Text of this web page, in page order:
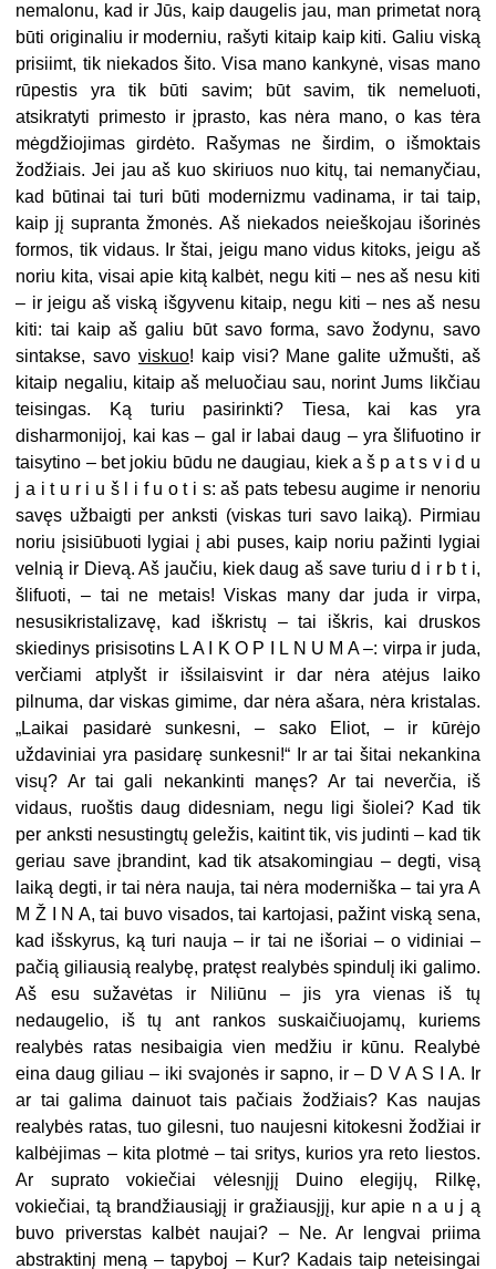
nemalonu, kad ir Jūs, kaip daugelis jau, man primetat norą
būti originaliu ir moderniu, rašyti kitaip kaip kiti. Galiu viską
prisiimt, tik niekados šito. Visa mano kankynė, visas mano
rūpestis yra tik būti savim; būt savim, tik nemeluoti,
atsikratyti primesto ir įprasto, kas nėra mano, o kas tėra
mėgdžiojimas girdėto. Rašymas ne širdim, o išmoktais
žodžiais. Jei jau aš kuo skiriuos nuo kitų, tai nemanyčiau,
kad būtinai tai turi būti modernizmu vadinama, ir tai taip,
kaip jį supranta žmonės. Aš niekados neieškojau išorinės
formos, tik vidaus. Ir štai, jeigu mano vidus kitoks, jeigu aš
noriu kita, visai apie kitą kalbėt, negu kiti – nes aš nesu kiti
– ir jeigu aš viską išgyvenu kitaip, negu kiti – nes aš nesu
kiti: tai kaip aš galiu būt savo forma, savo žodynu, savo
sintakse, savo viskuo! kaip visi? Mane galite užmušti, aš
kitaip negaliu, kitaip aš meluočiau sau, norint Jums likčiau
teisingas. Ką turiu pasirinkti? Tiesa, kai kas yra
disharmonijoj, kai kas – gal ir labai daug – yra šlifuotino ir
taisytino – bet jokiu būdu ne daugiau, kiek a š p a t s v i d u
j a i t u r i u š l i f u o t i s: aš pats tebesu augime ir nenoriu
savęs užbaigti per anksti (viskas turi savo laiką). Pirmiau
noriu įsisiūbuoti lygiai į abi puses, kaip noriu pažinti lygiai
velnią ir Dievą. Aš jaučiu, kiek daug aš save turiu d i r b t i,
šlifuoti, – tai ne metais! Viskas many dar juda ir virpa,
nesusikristalizavę, kad iškristų – tai iškris, kai druskos
skiedinys prisisotins L A I K O P I L N U M A –: virpa ir juda,
verčiami atplyšt ir išsilaisvint ir dar nėra atėjus laiko
pilnuma, dar viskas gimime, dar nėra ašara, nėra kristalas.
„Laikai pasidarė sunkesni, – sako Eliot, – ir kūrėjo
uždaviniai yra pasidarę sunkesni!“ Ir ar tai šitai nekankina
visų? Ar tai gali nekankinti manęs? Ar tai neverčia, iš
vidaus, ruoštis daug didesniam, negu ligi šiolei? Kad tik
per anksti nesustingtų geležis, kaitint tik, vis judinti – kad tik
geriau save įbrandint, kad tik atsakomingiau – degti, visą
laiką degti, ir tai nėra nauja, tai nėra moderniška – tai yra A
M Ž I N A, tai buvo visados, tai kartojasi, pažint viską sena,
kad išskyrus, ką turi nauja – ir tai ne išoriai – o vidiniai –
pačią giliausią realybę, pratęst realybės spindulį iki galimo.
Aš esu sužavėtas ir Niliūnu – jis yra vienas iš tų
nedaugelio, iš tų ant rankos suskaičiuojamų, kuriems
realybės ratas nesibaigia vien medžiu ir kūnu. Realybė
eina daug giliau – iki svajonės ir sapno, ir – D V A S I A. Ir
ar tai galima dainuot tais pačiais žodžiais? Kas naujas
realybės ratas, tuo gilesni, tuo naujesni kitokesni žodžiai ir
kalbėjimas – kita plotmė – tai sritys, kurios yra reto liestos.
Ar suprato vokiečiai vėlesnįjį Duino elegijų, Rilkę,
vokiečiai, tą brandžiausiąjį ir gražiausįjį, kur apie n a u j ą
buvo priverstas kalbėt naujai? – Ne. Ar lengvai priima
abstraktinį meną – tapyboj – Kur? Kadais taip neteisingai